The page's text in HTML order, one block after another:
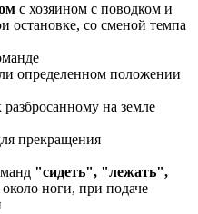
с хозяином с поводком и
остановке, со сменой темпа
определенном положении
на земле
прекращения
"сидеть", "лежать",
ноги, при подаче